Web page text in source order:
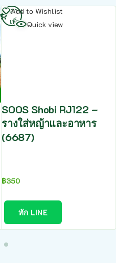
Add to Wishlist
Quick view
SOOS Shobi RJ122 –
รางใส่หญ้าและอาหาร
(6687)
฿350
ทัก LINE
อ่าน
เพิ่ม